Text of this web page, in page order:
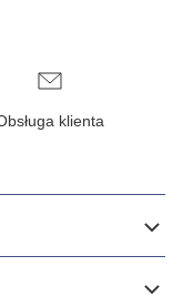
na
klienta